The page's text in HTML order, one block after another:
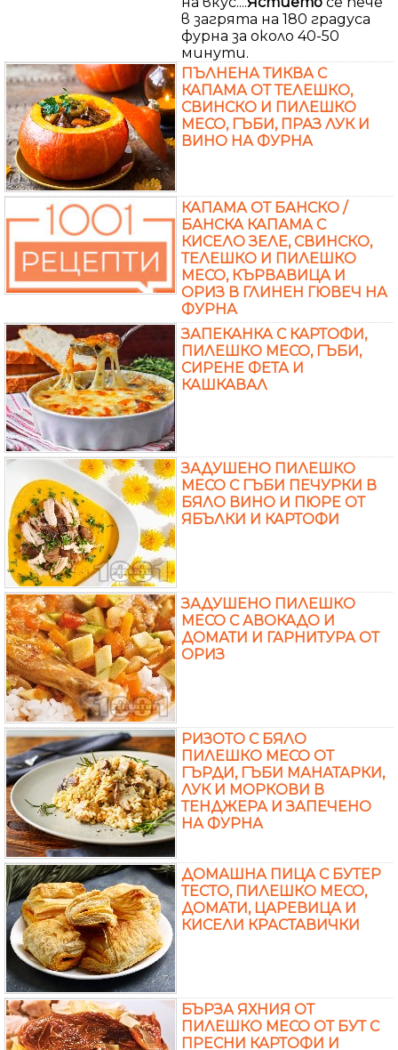
в загрята на 180 градуса
фурна за около 40-50
минути.
ПЪЛНЕНА ТИКВА С
КАПАМА ОТ ТЕЛЕШКО,
СВИНСКО И ПИЛЕШКО
МЕСО, ГЪБИ, ПРАЗ ЛУК И
ВИНО НА ФУРНА
КАПАМА ОТ БАНСКО /
БАНСКА КАПАМА С
КИСЕЛО ЗЕЛЕ, СВИНСКО,
ТЕЛЕШКО И ПИЛЕШКО
МЕСО, КЪРВАВИЦА И
ОРИЗ В ГЛИНЕН ГЮВЕЧ НА
ФУРНА
ЗАПЕКАНКА С КАРТОФИ,
ПИЛЕШКО МЕСО, ГЪБИ,
СИРЕНЕ ФЕТА И
КАШКАВАЛ
ЗАДУШЕНО ПИЛЕШКО
МЕСО С ГЪБИ ПЕЧУРКИ В
БЯЛО ВИНО И ПЮРЕ ОТ
ЯБЪЛКИ И КАРТОФИ
ЗАДУШЕНО ПИЛЕШКО
МЕСО С АВОКАДО И
ДОМАТИ И ГАРНИТУРА ОТ
ОРИЗ
РИЗОТО С БЯЛО
ПИЛЕШКО МЕСО ОТ
ГЪРДИ, ГЪБИ МАНАТАРКИ,
ЛУК И МОРКОВИ В
ТЕНДЖЕРА И ЗАПЕЧЕНО
НА ФУРНА
ДОМАШНА ПИЦА С БУТЕР
ТЕСТО, ПИЛЕШКО МЕСО,
ДОМАТИ, ЦАРЕВИЦА И
КИСЕЛИ КРАСТАВИЧКИ
БЪРЗА ЯХНИЯ ОТ
ПИЛЕШКО МЕСО ОТ БУТ С
ПРЕСНИ КАРТОФИ И